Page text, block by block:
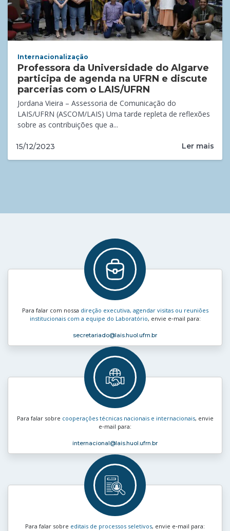
Internacionalização
Professora da Universidade do Algarve
participa de agenda na UFRN e discute
parcerias com o LAIS/UFRN
Jordana Vieira – Assessoria de Comunicação do
LAIS/UFRN (ASCOM/LAIS) Uma tarde repleta de reflexões
sobre as contribuições que a...
15/12/2023 Ler mais
Para falar com nossa direção executiva, agendar visitas ou reuniões
institucionais com a equipe do Laboratório, envie e‑mail para:
secretariado@lais.huol.ufrn.br
Para falar sobre cooperações técnicas nacionais e internacionais, envie
e‑mail para:
internacional@lais.huol.ufrn.br
Para falar sobre editais de processos seletivos, envie e‑mail para: